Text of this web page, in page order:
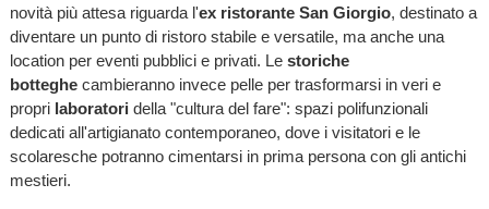
novità più attesa riguarda l'ex ristorante San Giorgio, destinato a
diventare un punto di ristoro stabile e versatile, ma anche una
location per eventi pubblici e privati. Le storiche
botteghecambieranno invece pelle per trasformarsi in veri e
propri laboratori della "cultura del fare": spazi polifunzionali
dedicati all'artigianato contemporaneo, dove i visitatori e le
scolaresche potranno cimentarsi in prima persona con gli antichi
mestieri.